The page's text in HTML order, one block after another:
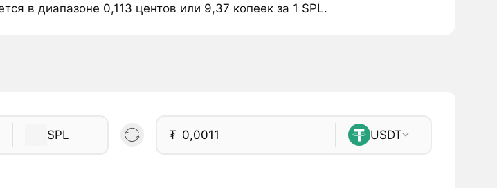
в диапазоне 0,113 центов или 9,37 копеек за 1 SPL.
SPL ₮ USDT